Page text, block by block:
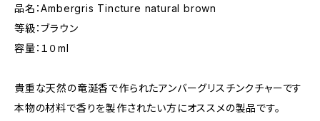
品名：Ambergris Tincture natural brown
等級：ブラウン
容量：１０ml
貴重な天然の竜涎香で作られたアンバーグリスチンクチャーです
本物の材料で香りを製作されたい方にオススメの製品です。